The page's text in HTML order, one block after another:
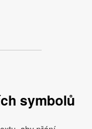
symbolů